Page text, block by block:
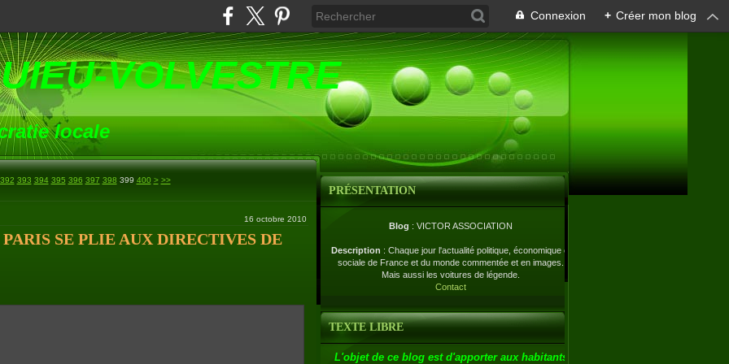
Connexion + Créer mon blog
VOLVESTRE
locale
392 393 394 395 396 397 398 399 400 500
> >>
16 octobre 2010
SE PLIE AUX DIRECTIVES DE
PRÉSENTATION
Blog : VICTOR ASSOCIATION
Description : Chaque jour l'actualité politique, économique et
sociale de France et du monde commentée et en images.
Mais aussi les voitures de légende.
Contact
TEXTE LIBRE
L'objet de ce blog est d'apporter aux habitants